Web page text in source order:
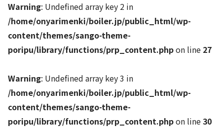
Warning: Undefined array key 2 in
/home/onyarimenki/boiler.jp/public_html/wp-
content/themes/sango-theme-
poripu/library/functions/prp_content.phpon line 27
Warning: Undefined array key 3 in
/home/onyarimenki/boiler.jp/public_html/wp-
content/themes/sango-theme-
poripu/library/functions/prp_content.phpon line30